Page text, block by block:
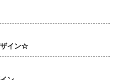
ザイン☆